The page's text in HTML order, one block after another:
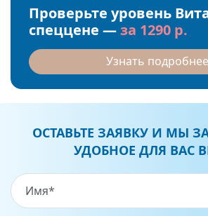
Проверьте уровень
спеццене —за 1290 р.
Узнать подробнее
ОСТАВЬТЕ ЗАЯВКУ И МЫ
УДОБНОЕ ДЛЯ ВАС